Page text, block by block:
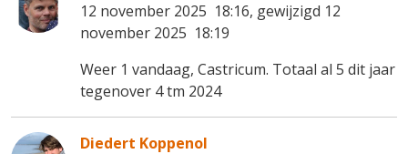
12 november 2025 18:16, gewijzigd 12
november 2025 18:19
Weer 1 vandaag, Castricum. Totaal al 5 dit jaar
tegenover 4 tm 2024
Diedert Koppenol